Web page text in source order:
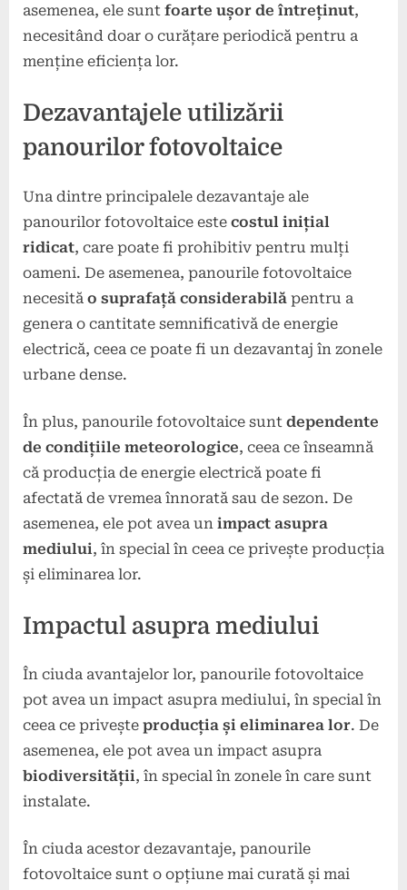
asemenea, ele sunt foarte ușor de întreținut,
necesitând doar o curățare periodică pentru a
menține eficiența lor.
Dezavantajele utilizării
panourilor fotovoltaice
Una dintre principalele dezavantaje ale
panourilor fotovoltaice este costul inițial
ridicat, care poate fi prohibitiv pentru mulți
oameni. De asemenea, panourile fotovoltaice
necesită o suprafață considerabilă pentru a
genera o cantitate semnificativă de energie
electrică, ceea ce poate fi un dezavantaj în zonele
urbane dense.
În plus, panourile fotovoltaice sunt dependente
de condițiile meteorologice, ceea ce înseamnă
că producția de energie electrică poate fi
afectată de vremea înnorată sau de sezon. De
asemenea, ele pot avea un impact asupra
mediului, în special în ceea ce privește producția
și eliminarea lor.
Impactul asupra mediului
În ciuda avantajelor lor, panourile fotovoltaice
pot avea un impact asupra mediului, în special în
ceea ce privește producția și eliminarea lor. De
asemenea, ele pot avea un impact asupra
biodiversității, în special în zonele în care sunt
instalate.
În ciuda acestor dezavantaje, panourile
fotovoltaice sunt o opțiune mai curată și mai